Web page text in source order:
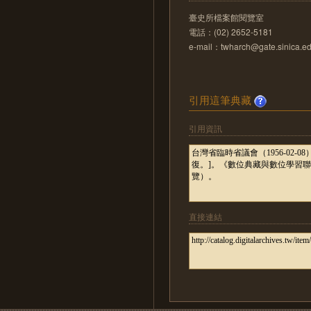
臺史所檔案館閱覽室
電話：(02) 2652-5181
e-mail：
引用這筆典藏
引用資訊
直接連結